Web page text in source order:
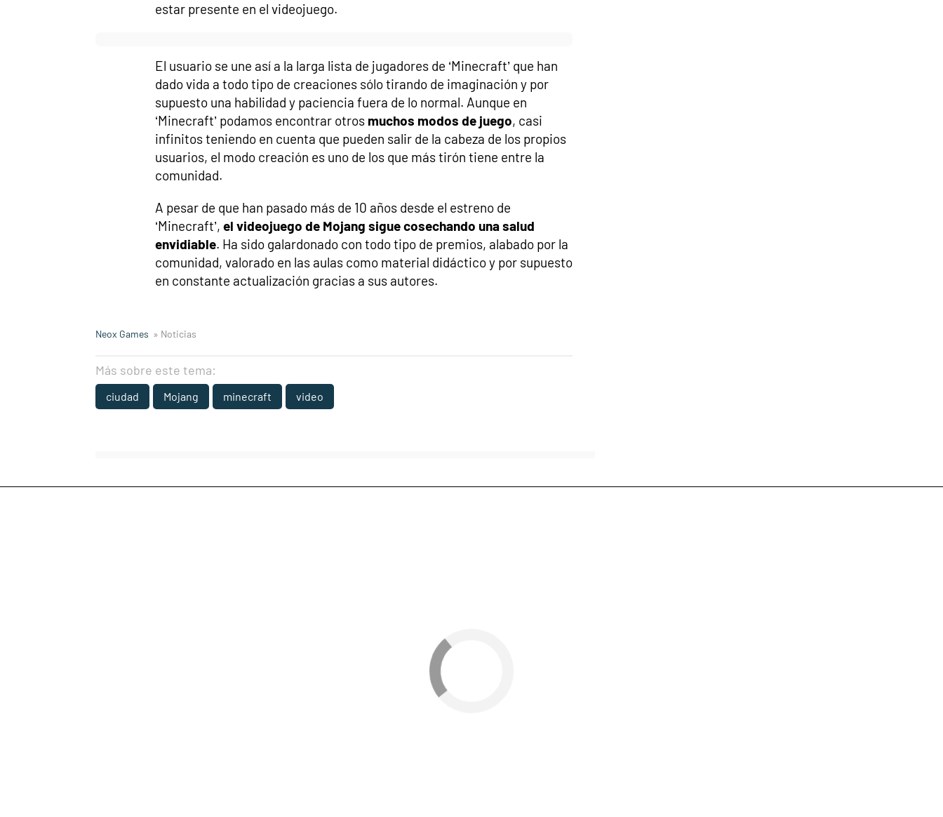
estar presente en el videojuego.
El usuario se une así a la larga lista de jugadores de ‘Minecraft’ que han
dado vida a todo tipo de creaciones sólo tirando de imaginación y por
supuesto una habilidad y paciencia fuera de lo normal. Aunque en
‘Minecraft’ podamos encontrar otros muchos modos de juego, casi
infinitos teniendo en cuenta que pueden salir de la cabeza de los propios
usuarios, el modo creación es uno de los que más tirón tiene entre la
comunidad.
A pesar de que han pasado más de 10 años desde el estreno de
‘Minecraft’, el videojuego de Mojang sigue cosechando una salud
envidiable. Ha sido galardonado con todo tipo de premios, alabado por la
comunidad, valorado en las aulas como material didáctico y por supuesto
en constante actualización gracias a sus autores.
Neox Games » Noticias
Más sobre este tema:
ciudad Mojang minecraft video